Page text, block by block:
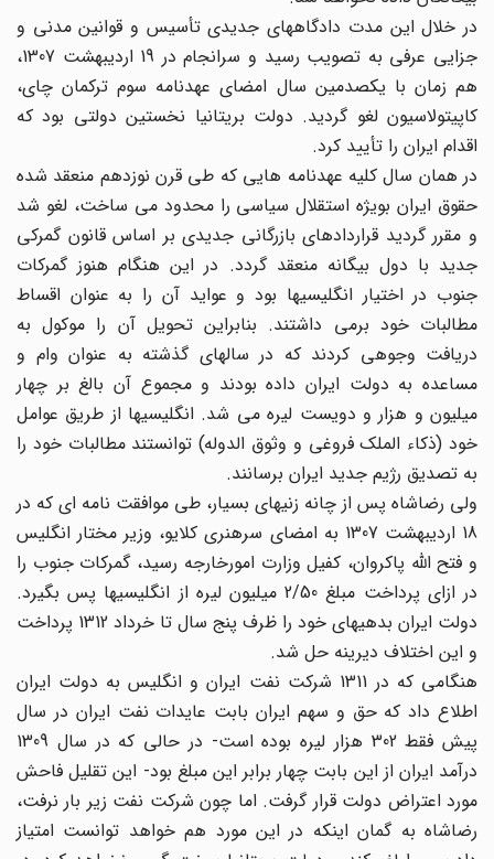
در خلال این مدت دادگاههای جدیدی تأسیس و قوانین مدنی و
جزایی عرفی به تصویب رسید و سرانجام در 19 اردیبهشت 1307،
هم زمان با یکصدمین سال امضای عهدنامه سوم ترکمان چای،
کاپیتولاسیون لغو گردید. دولت بریتانیا نخستین دولتی بود که
اقدام ایران را تأیید کرد.
در همان سال کلیه عهدنامه هایی که طی قرن نوزدهم منعقد شده
حقوق ایران بویژه استقلال سیاسی را محدود می ساخت، لغو شد
و مقرر گردید قراردادهای بازرگانی جدیدی بر اساس قانون گمرکی
جدید با دول بیگانه منعقد گردد. در این هنگام هنوز گمرکات
جنوب در اختیار انگلیسیها بود و عواید آن را به عنوان اقساط
مطالبات خود برمی داشتند. بنابراین تحویل آن را موکول به
دریافت وجوهی کردند که در سالهای گذشته به عنوان وام و
مساعده به دولت ایران داده بودند و مجموع آن بالغ بر چهار
میلیون و هزار و دویست لیره می شد. انگلیسیها از طریق عوامل
خود (ذکاء الملک فروغی و وثوق الدوله) توانستند مطالبات خود را
به تصدیق رژیم جدید ایران برسانند.
ولی رضاشاه پس از چانه زنیهای بسیار، طی موافقت نامه ای که در
18 اردیبهشت 1307 به امضای سرهنری کلایو، وزیر مختار انگلیس
و فتح الله پاکروان، کفیل وزارت امورخارجه رسید، گمرکات جنوب را
در ازای پرداخت مبلغ 2/50 میلیون لیره از انگلیسیها پس بگیرد.
دولت ایران بدهیهای خود را ظرف پنج سال تا خرداد 1312 پرداخت
و این اختلاف دیرینه حل شد.
هنگامی که در 1311 شرکت نفت ایران و انگلیس به دولت ایران
اطلاع داد که حق و سهم ایران بابت عایدات نفت ایران در سال
پیش فقط 302 هزار لیره بوده است- در حالی که در سال 1309
درآمد ایران از این بابت چهار برابر این مبلغ بود- این تقلیل فاحش
مورد اعتراض دولت قرار گرفت. اما چون شرکت نفت زیر بار نرفت،
رضاشاه به گمان اینکه در این مورد هم خواهد توانست امتیاز